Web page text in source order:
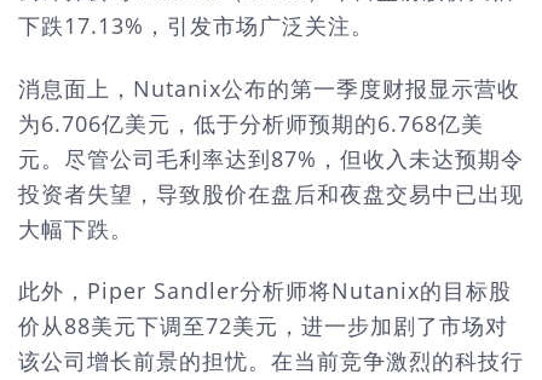
下跌17.13%，引发市场广泛关注。
消息面上，Nutanix公布的第一季度财报显示营收
为6.706亿美元，低于分析师预期的6.768亿美
元。尽管公司毛利率达到87%，但收入未达预期令
投资者失望，导致股价在盘后和夜盘交易中已出现
大幅下跌。
此外，Piper Sandler分析师将Nutanix的目标股
价从88美元下调至72美元，进一步加剧了市场对
该公司增长前景的担忧。在当前竞争激烈的科技行